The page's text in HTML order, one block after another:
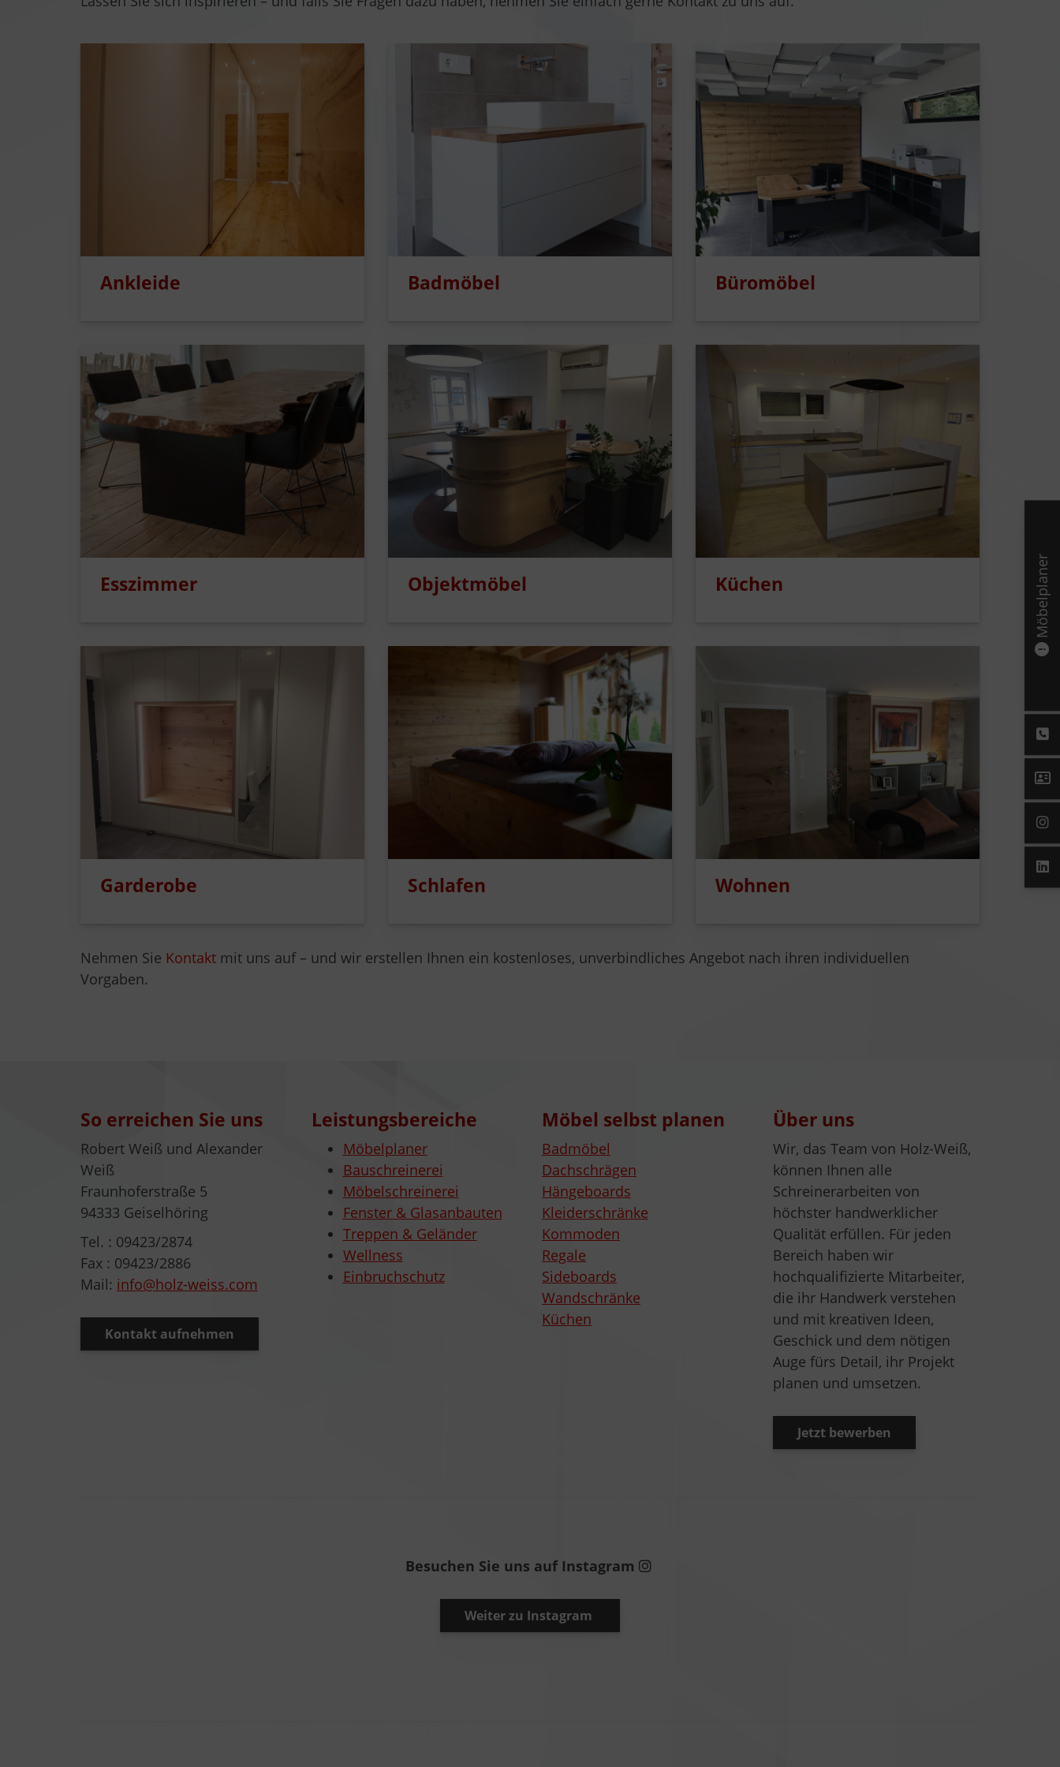
Ankleide Badmöbel Büromöbel
Esszimmer Objektmöbel Küchen
Garderobe Schlafen Wohnen
Nehmen Sie Kontakt mit uns auf – und wir erstellen Ihnen ein kostenloses, unverbindliches Angebot nach ihren individuellen
Vorgaben.
So erreichen Sie uns
Robert Weiß und Alexander
Weiß
Fraunhoferstraße 5
94333 Geiselhöring
Tel. : 09423/2874
Fax : 09423/2886
Mail: info@holz-weiss.com
Kontakt aufnehmen
Leistungsbereiche
Möbelplaner
Bauschreinerei
Möbelschreinerei
Fenster & Glasanbauten
Treppen & Geländer
Wellness
Einbruchschutz
Möbel selbst planen
Badmöbel
Dachschrägen
Hängeboards
Kleiderschränke
Kommoden
Regale
Sideboards
Wandschränke
Küchen
Über uns
Wir, das Team von Holz-Weiß,
können Ihnen alle
Schreinerarbeiten von
höchster handwerklicher
Qualität erfüllen. Für jeden
Bereich haben wir
hochqualifizierte Mitarbeiter,
die ihr Handwerk verstehen
und mit kreativen Ideen,
Geschick und dem nötigen
Auge fürs Detail, ihr Projekt
planen und umsetzen.
Jetzt bewerben
Besuchen Sie uns auf Instagram
Weiter zu Instagram
Möbelplaner